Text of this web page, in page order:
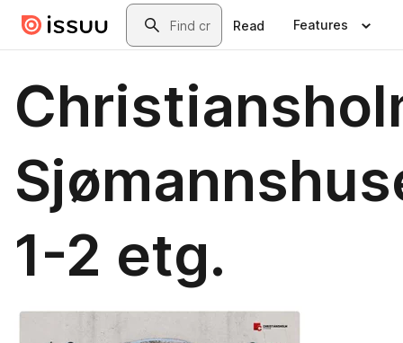
Skip to main contentSearch
Read Features
1-2 etg.